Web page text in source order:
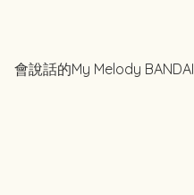
會說話的My Melody BANDAI